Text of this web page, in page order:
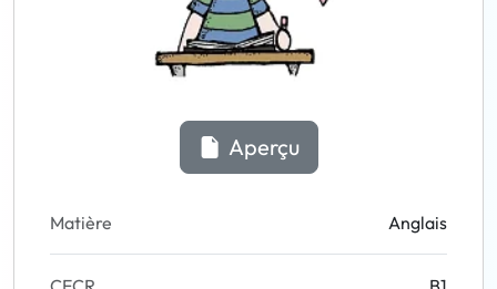
Aperçu
Matière Anglais